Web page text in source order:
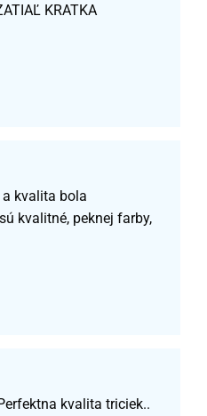
KRATKA
kvalita bola
kvalitné, peknej farby,
kvalita triciek..